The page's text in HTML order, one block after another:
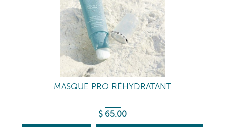
MASQUE PRO RÉHYDRATANT
$ 65.00